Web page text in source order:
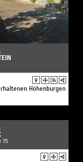
Höhenburgen
75